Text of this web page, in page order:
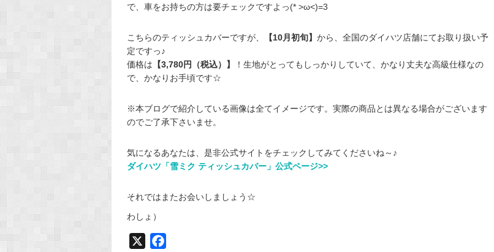
で、車をお持ちの方は要チェックですよっ(* >ω<)=3
こちらのティッシュカバーですが、 【10月初旬】 から、全国のダイハツ店舗にてお取り扱い予
定ですっ♪
価格は 【3,780円（税込）】
！生地がとってもしっかりしていて、かなり丈夫な高級仕様なの
で、かなりお手頃です☆
※本ブログで紹介している画像は全てイメージです。実際の商品とは異なる場合がございます
のでご了承下さいませ。
気になるあなたは、是非公式サイトをチェックしてみてくださいね～♪
ダイハツ「雪ミク ティッシュカバー」公式ページ>>
それではまたお会いしましょう☆
わしょ）